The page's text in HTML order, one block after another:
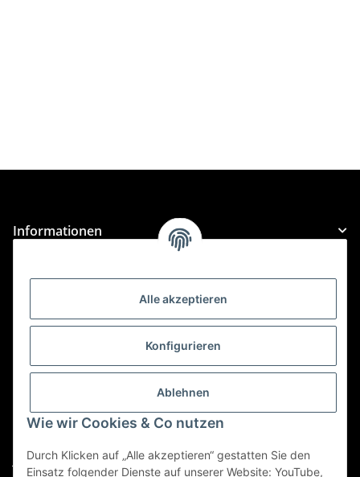
Alle akzeptieren
Konfigurieren
Ablehnen
Wie wir Cookies & Co nutzen
Durch Klicken auf „Alle akzeptieren“ gestatten Sie den
Einsatz folgender Dienste auf unserer Website: YouTube,
Informationen
Gesetzliche Informationen
Kategorien
Für Custom Anfragen und Custom Bestellungen auch
custom@htr-shop.com
jersey@htr-shop.com